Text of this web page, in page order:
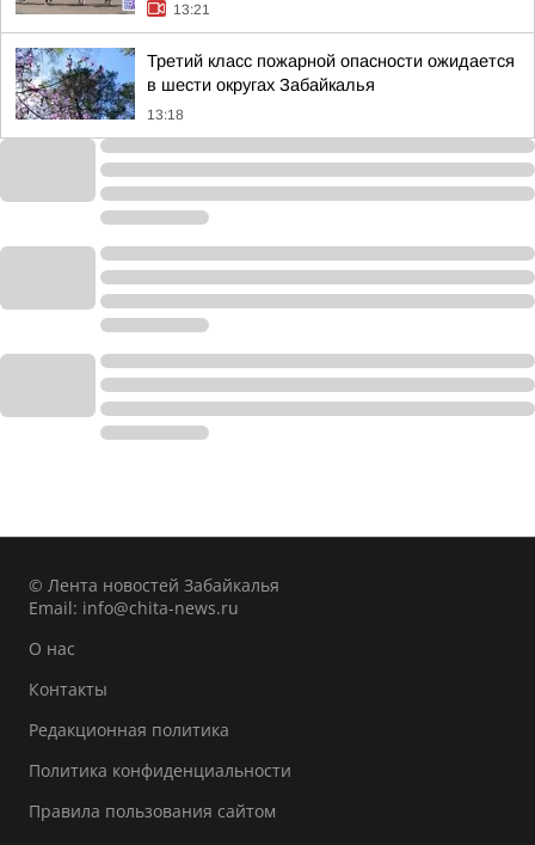
13:21
Третий класс пожарной опасности ожидается
в шести округах Забайкалья
13:18
© Лента новостей Забайкалья
Email: info@chita-news.ru
О нас
Контакты
Редакционная политика
Политика конфиденциальности
Правила пользования сайтом